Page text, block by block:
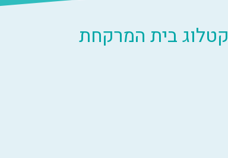
קטלוג בית המרקחת